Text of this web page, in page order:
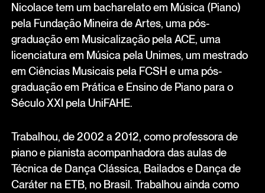
Nicolace tem um bacharelato em Música (Piano)
pela Fundação Mineira de Artes, uma pós-
graduação em Musicalização pela ACE, uma
licenciatura em Música pela Unimes, um mestrado
em Ciências Musicais pela FCSH e uma pós-
graduação em Prática e Ensino de Piano para o
Século XXI pela UniFAHE.
Trabalhou, de 2002 a 2012, como professora de
piano e pianista acompanhadora das aulas de
Técnica de Dança Clássica, Bailados e Dança de
Caráter na ETB, no Brasil. Trabalhou ainda como